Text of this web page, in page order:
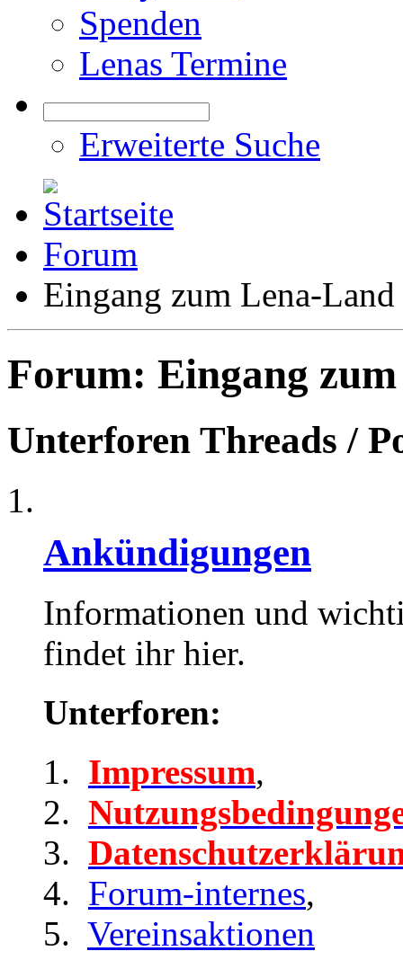
Spenden
Lenas Termine
Erweiterte Suche
Forum
Eingang zum Lena-Land
Forum: Eingang
Unterforen Threads /
Ankündigungen
Informationen und
findet ihr hier.
Unterforen:
Impressum,
Forum-internes,
Vereinsaktionen